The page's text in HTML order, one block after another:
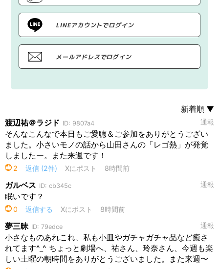
LINEアカウントでログイン
メールアドレスでログイン